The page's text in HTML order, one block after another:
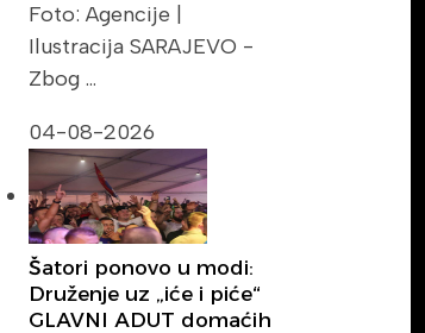
Foto: Agencije |
Ilustracija SARAJEVO -
Zbog …
04-08-2026
Šatori ponovo u modi:
Druženje uz „iće i piće“
GLAVNI ADUT domaćih